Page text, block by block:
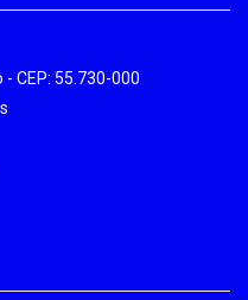
CEP: 55.730-000